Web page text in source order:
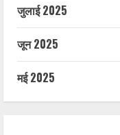
जुलाई 2025
जून 2025
मई 2025